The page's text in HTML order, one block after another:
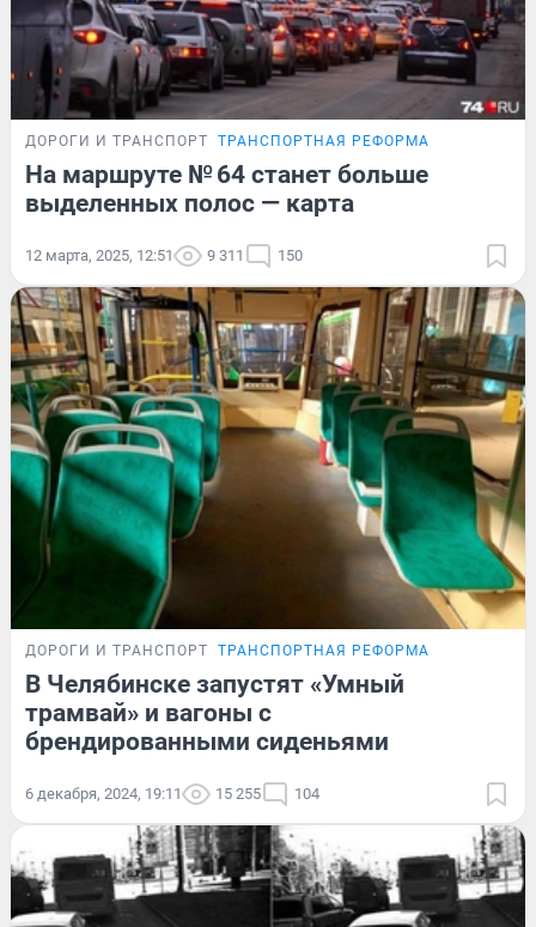
ДОРОГИ И ТРАНСПОРТ ТРАНСПОРТНАЯ РЕФОРМА
На маршруте № 64 станет больше
выделенных полос — карта
12 марта, 2025, 12:51 9 311 150
ДОРОГИ И ТРАНСПОРТ ТРАНСПОРТНАЯ РЕФОРМА
В Челябинске запустят «Умный
трамвай» и вагоны с
брендированными сиденьями
6 декабря, 2024, 19:11 15 255 104